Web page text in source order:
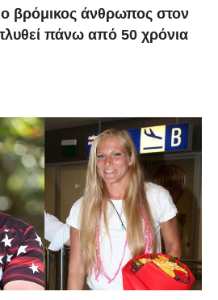
βρόμικος άνθρωπος στον
πάνω από 50 χρόνια